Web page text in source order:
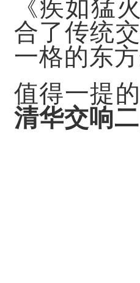
《疾如猛
合了传统
一格的东
值得一提
清华交响